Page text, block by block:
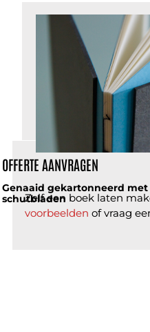
OFFERTE AANVRAGEN
Genaaid gekartonneerd
schutbladen
Zelf een boek laten
voorbeelden of vraag